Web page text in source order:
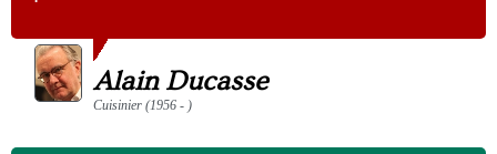
Alain Ducasse
Cuisinier (1956 - )